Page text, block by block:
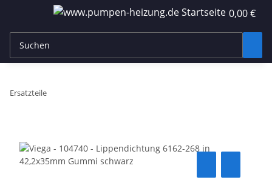
0,00 €
Ersatzteile